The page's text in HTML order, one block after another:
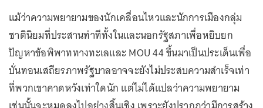
แม้ว่าความพยายามของนักเคลื่อนไหวและนักการเมืองกลุ่ม
ชาตินิยมที่ประสานท่าทีทั้งในและนอกรัฐสภาเพื่อหยิบยก
ปัญหาข้อพิพาททางทะเลและ MOU 44 ขึ้นมาเป็นประเด็นเพื่อ
บั่นทอนเสถียรภาพรัฐบาลอาจจะยังไม่ประสบความสำเร็จเท่า
ที่พวกเขาคาดหวังเท่าใดนัก แต่ไม่ได้แปลว่าความพยายาม